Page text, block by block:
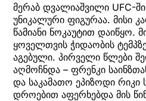
მერაბ დვალიაშვილი UFC-
უნიკალური ფიგურაა. მისი
წამიანი ნოკაუტით დაიწყო.
ყოველთვის ჭიდაობის
აგებული. პირველი წლები
აღმოჩნდა – ფრენკი
და საკამათო ეპიზოდი რიკი
დროებით აფერხებდა მის